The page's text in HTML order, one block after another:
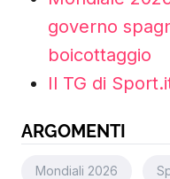
governo
boicottaggio
Il TG di
ARGOMENTI
Mondiali 2026